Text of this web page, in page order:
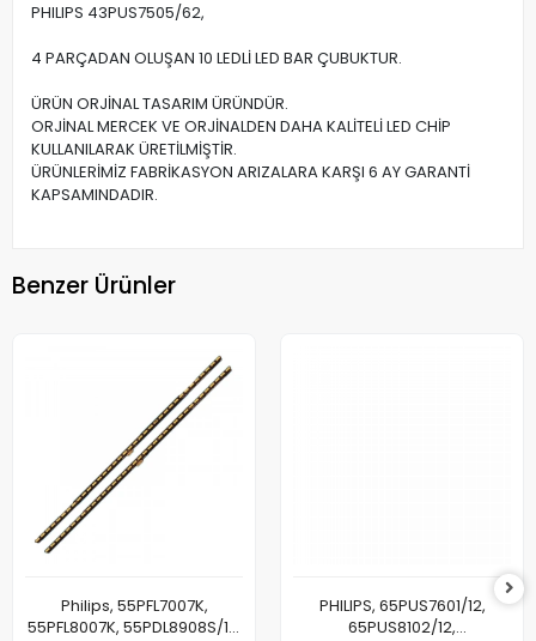
PHILIPS 43PUS7505/62,
4 PARÇADAN OLUŞAN 10 LEDLİ LED BAR ÇUBUKTUR.
ÜRÜN ORJİNAL TASARIM ÜRÜNDÜR.
ORJİNAL MERCEK VE ORJİNALDEN DAHA KALİTELİ LED CHİP
KULLANILARAK ÜRETİLMİŞTİR.
ÜRÜNLERİMİZ FABRİKASYON ARIZALARA KARŞI 6 AY GARANTİ
KAPSAMINDADIR.
Benzer Ürünler
Philips, 55PFL7007K,
55PFL8007K, 55PDL8908S/12,
PHILIPS, 65PUS7601/12,
65PUS8102/12,